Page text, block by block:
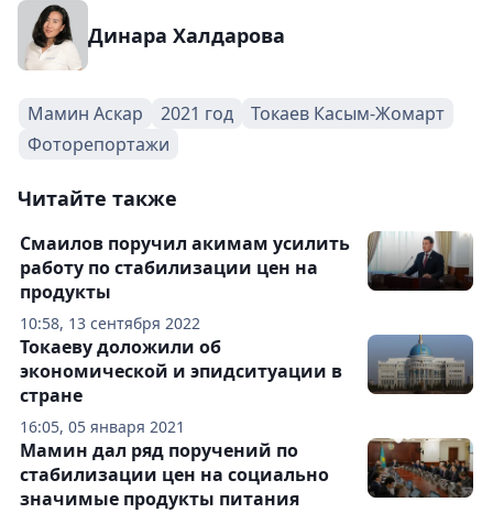
Динара Халдарова
Мамин Аскар 2021 год
Токаев Касым-Жомарт
Фоторепортажи
Читайте также
10:58, 13 сентября 2022
Смаилов поручил акимам усилить
работу по стабилизации цен на
продукты
16:05, 05 января 2021
Токаеву доложили об
экономической и эпидситуации в
стране
Мамин дал ряд поручений по
стабилизации цен на социально
значимые продукты питания